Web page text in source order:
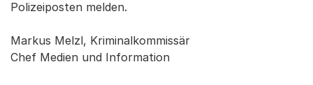
Polizeiposten melden.
Markus Melzl, Kriminalkommissär
Chef Medien und Information